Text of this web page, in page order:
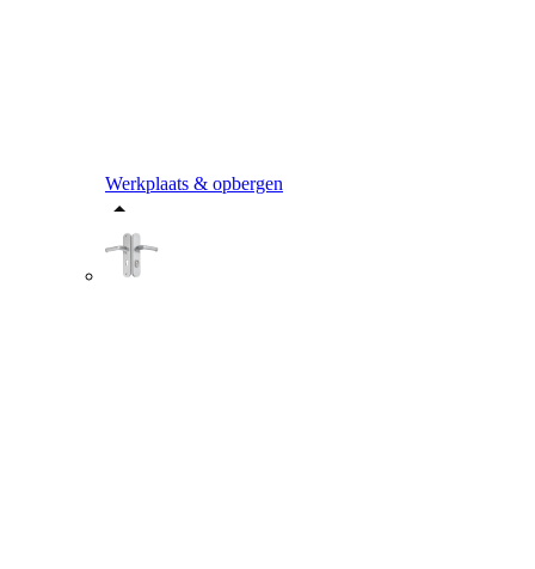
Werkplaats & opbergen